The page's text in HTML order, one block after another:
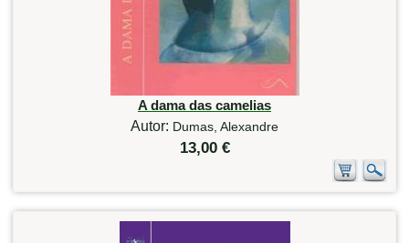
A dama das camelias
Autor: Dumas, Alexandre
13,00 €